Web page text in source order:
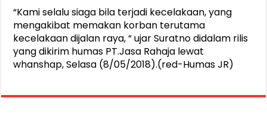
“Kami selalu siaga bila terjadi kecelakaan, yang
mengakibat memakan korban terutama
kecelakaan dijalan raya, “ ujar Suratno didalam rilis
yang dikirim humas PT.Jasa Rahaja lewat
whanshap, Selasa (8/05/2018).(red-Humas JR)